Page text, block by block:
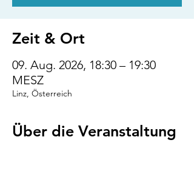
Zeit & Ort
09. Aug. 2026, 18:30 – 19:30
MESZ
Linz, Österreich
Über die Veranstaltung